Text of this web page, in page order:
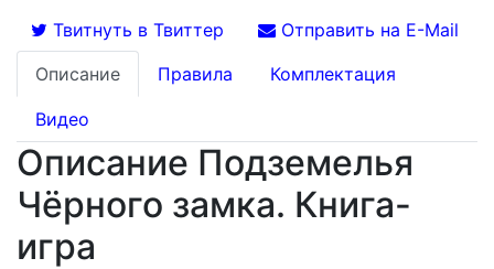
Твитнуть в Твиттер
Отправить на E-Mail
Описание
Правила Комплектация
Видео
Описание Подземелья
Чёрного замка. Книга-
игра